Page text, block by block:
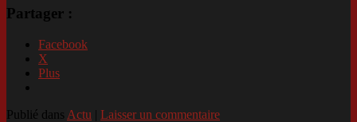
Partager :
Facebook
X
Plus
Publié dans Actu | Laisser un commentaire